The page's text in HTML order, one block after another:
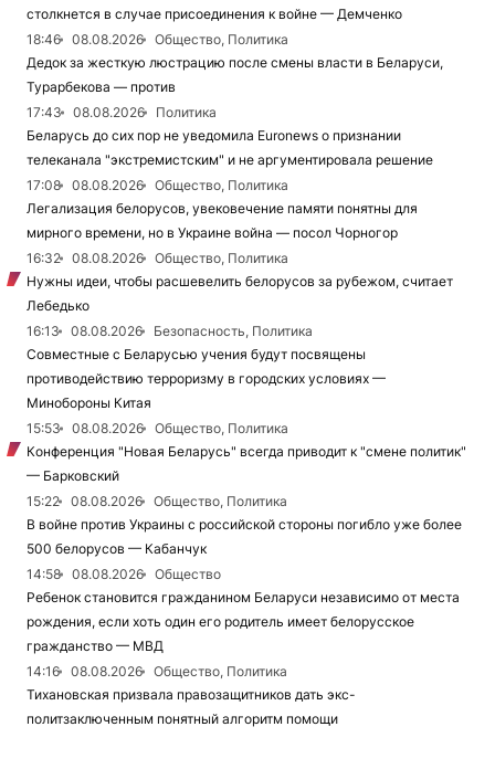
столкнется в случае присоединения к войне — Демченко
18:46
08.08.2026
Общество, Политика
Дедок за жесткую люстрацию после смены власти в Беларуси,
Турарбекова — против
17:43
08.08.2026
Политика
Беларусь до сих пор не уведомила Euronews о признании
телеканала "экстремистским" и не аргументировала решение
17:08
08.08.2026
Общество, Политика
Легализация белорусов, увековечение памяти понятны для
мирного времени, но в Украине война — посол Чорногор
16:32
08.08.2026
Общество, Политика
Нужны идеи, чтобы расшевелить белорусов за рубежом, считает
Лебедько
16:13
08.08.2026
Безопасность, Политика
Совместные с Беларусью учения будут посвящены
противодействию терроризму в городских условиях —
Минобороны Китая
15:53
08.08.2026
Общество, Политика
Конференция "Новая Беларусь" всегда приводит к "смене политик"
— Барковский
15:22
08.08.2026
Общество, Политика
В войне против Украины с российской стороны погибло уже более
500 белорусов — Кабанчук
14:58
08.08.2026
Общество
Ребенок становится гражданином Беларуси независимо от места
рождения, если хоть один его родитель имеет белорусское
гражданство — МВД
14:16
08.08.2026
Общество, Политика
Тихановская призвала правозащитников дать экс-
политзаключенным понятный алгоритм помощи